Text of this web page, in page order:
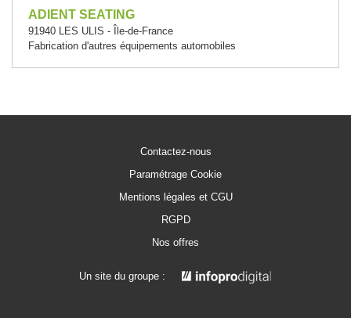
ADIENT SEATING
91940 LES ULIS - Île-de-France
Fabrication d'autres équipements automobiles
Contactez-nous
Paramétrage Cookie
Mentions légales et CGU
RGPD
Nos offres
Un site du groupe :